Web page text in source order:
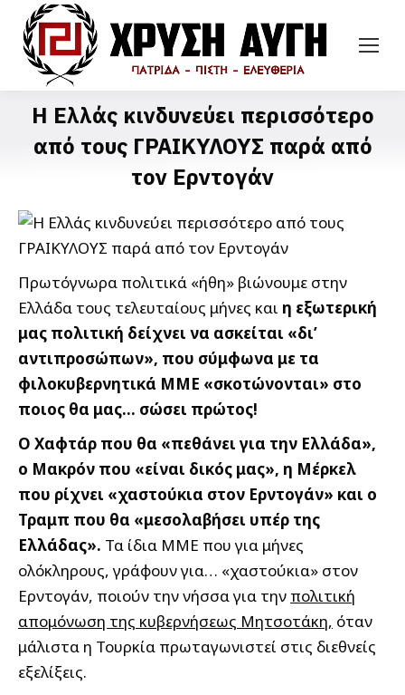
Η Ελλάς κινδυνεύει περισσότερο
από τους ΓΡΑΙΚΥΛΟΥΣ παρά από
τον Ερντογάν
Πρωτόγνωρα πολιτικά «ήθη» βιώνουμε στην
Ελλάδα τους τελευταίους μήνες και η εξωτερική
μας πολιτική δείχνει να ασκείται «δι’
αντιπροσώπων», που σύμφωνα με τα
φιλοκυβερνητικά ΜΜΕ «σκοτώνονται» στο
ποιος θα μας… σώσει πρώτος!
Ο Χαφτάρ που θα «πεθάνει για την Ελλάδα»,
ο Μακρόν που «είναι δικός μας», η Μέρκελ
που ρίχνει «χαστούκια στον Ερντογάν» και ο
Τραμπ που θα «μεσολαβήσει υπέρ της
Ελλάδας». Τα ίδια ΜΜΕ που για μήνες
ολόκληρους, γράφουν για… «χαστούκια» στον
Ερντογάν, ποιούν την νήσσα για την πολιτική
απομόνωση της κυβερνήσεως Μητσοτάκη, όταν
μάλιστα η Τουρκία πρωταγωνιστεί στις διεθνείς
εξελίξεις.